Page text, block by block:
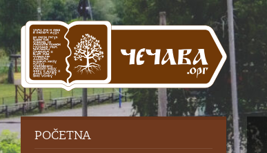
Skip
content
Skip
left
sidebar
Skip
footer
POČETNA